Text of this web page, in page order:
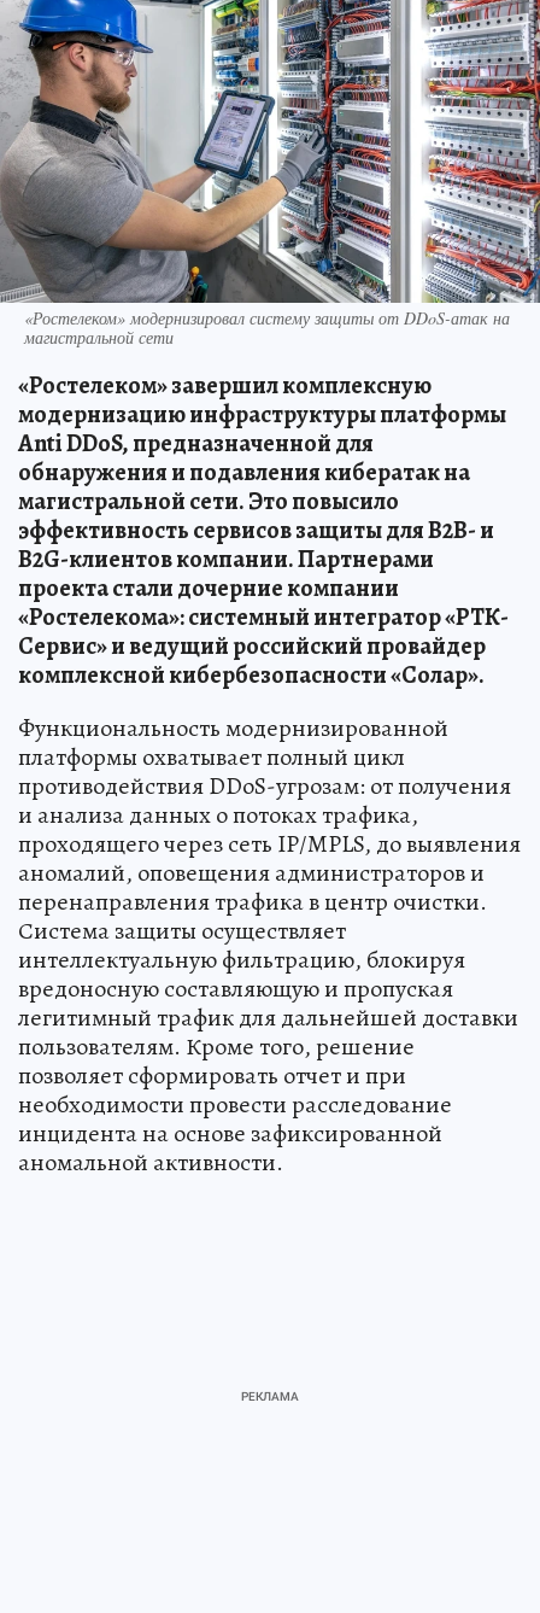
«Ростелеком» модернизировал систему защиты от DDoS-атак на
магистральной сети
«Ростелеком» завершил комплексную
модернизацию инфраструктуры платформы
Anti DDoS, предназначенной для
обнаружения и подавления кибератак на
магистральной сети. Это повысило
эффективность сервисов защиты для B2B- и
B2G-клиентов компании. Партнерами
проекта стали дочерние компании
«Ростелекома»: системный интегратор «РТК-
Сервис» и ведущий российский провайдер
комплексной кибербезопасности «Солар».
Функциональность модернизированной
платформы охватывает полный цикл
противодействия DDoS-угрозам: от получения
и анализа данных о потоках трафика,
проходящего через сеть IP/MPLS, до выявления
аномалий, оповещения администраторов и
перенаправления трафика в центр очистки.
Система защиты осуществляет
интеллектуальную фильтрацию, блокируя
вредоносную составляющую и пропуская
легитимный трафик для дальнейшей доставки
пользователям. Кроме того, решение
позволяет сформировать отчет и при
необходимости провести расследование
инцидента на основе зафиксированной
аномальной активности.